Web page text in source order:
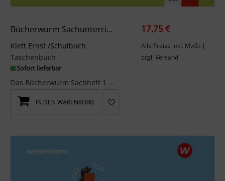
Bücherwurm Sachunterricht 1/2. Ausgabe Für Berlin, Brandenburg, Mecklenburg-Vorpommern, Sachsen-Anhalt Und Thüringen. Arbeitsheft Klasse 1-2
Klett Ernst /Schulbuch
Taschenbuch
Sofort lieferbar
Das Bücherwurm Sachheft 1 2 bietet- Themenseiten zur Erarbeitung derLehrplaninhalte- Aufgaben aus...
17,75 €
Alle Preise inkl. MwSt |
zzgl. Versand
IN DEN WARENKORB